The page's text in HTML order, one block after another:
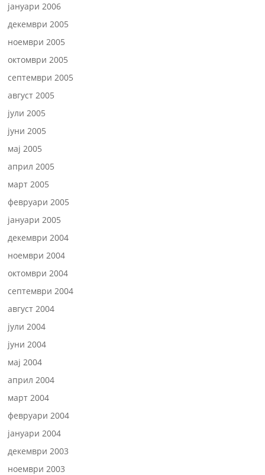
јануари 2006
декември 2005
ноември 2005
октомври 2005
септември 2005
август 2005
јули 2005
јуни 2005
мај 2005
април 2005
март 2005
февруари 2005
јануари 2005
декември 2004
ноември 2004
октомври 2004
септември 2004
август 2004
јули 2004
јуни 2004
мај 2004
април 2004
март 2004
февруари 2004
јануари 2004
декември 2003
ноември 2003